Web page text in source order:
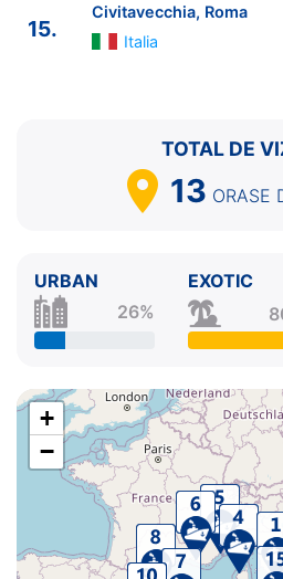
15.
Civitavecchia, Roma
Italia
TOTAL DE
13 ORASE
URBAN
26%
EXOTIC
+
−